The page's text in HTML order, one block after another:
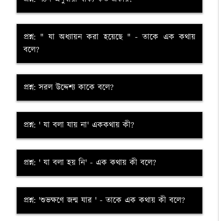
প্রশ্ন: " যা অধ্যায়ন করা হয়েছে " - তাকে এক কথায়
বলে?
প্রশ্ন: সরল উদ্দেশ্য কাকে বলে?
প্রশ্ন: ' যা বলা যায় না' এককথায় কী?
প্রশ্ন: ' যা বলা হয় নি' - এক কথায় কী বলে?
প্রশ্ন: 'শুভক্ষণে জন্ম যার ' - তাকে এক কথায় কী বলে?